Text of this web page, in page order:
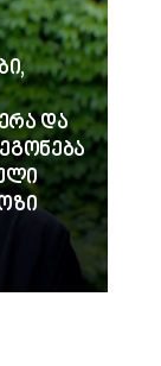
და